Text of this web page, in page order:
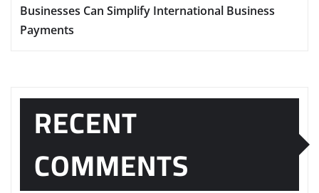
Businesses Can Simplify International Business
Payments
RECENT
COMMENTS